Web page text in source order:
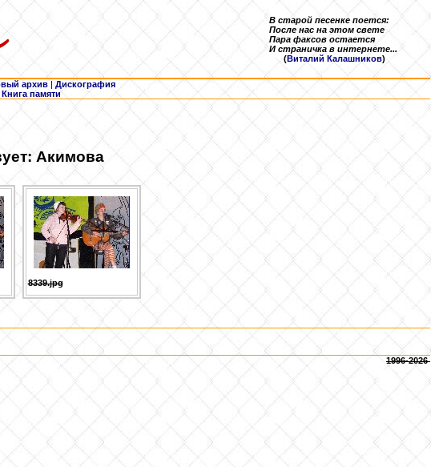
В старой песенке поется:
После нас на этом свете
Пара факсов остается
И страничка в интернете...
(Виталий Калашников)
архив | Дискография
Книга памяти
Акимова
8339.jpg
1996-2026